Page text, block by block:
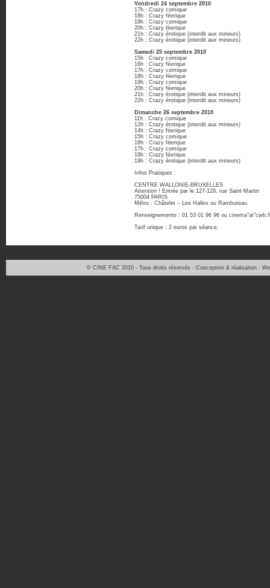
Vendredi 24 septembre 2010
17h : Crazy comique
18h : Crazy féerique
19h : Crazy comique
20h : Crazy féerique
21h : Crazy érotique (interdit aux mineurs)
22h : Crazy érotique (interdit aux mineurs)
Samedi 25 septembre 2010
15h : Crazy comique
16h : Crazy féerique
17h : Crazy comique
18h : Crazy féerique
19h : Crazy comique
20h : Crazy féerique
21h : Crazy érotique (interdit aux mineurs)
22h : Crazy érotique (interdit aux mineurs)
Dimanche 26 septembre 2010
11h : Crazy comique
12h : Crazy érotique (interdit aux mineurs)
14h : Crazy féerique
15h : Crazy comique
16h : Crazy féerique
17h : Crazy comique
18h : Crazy féerique
19h : Crazy érotique (interdit aux mineurs)
Infos Pratiques :
CENTRE WALLONIE-BRUXELLES
Attention ! Entrée par le 127-129, rue Saint-Martin
75004 PARIS
Métro : Châtelet – Les Halles ou Rambuteau
Renseignements : 01 53 01 96 96 ou
Tarif unique : 2 euros par séance.
© CINE FAC 2010 - Tous droits réservés - Conception & réalisation :